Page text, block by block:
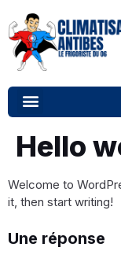
Hello
Welcome to
it, then start writing!
Une réponse